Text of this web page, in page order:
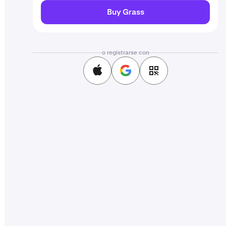
Buy Grass
o registrarse con